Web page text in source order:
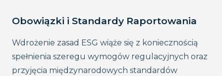
Obowiązki i Standardy Raportowania
Wdrożenie zasad ESG wiąże się z koniecznością
spełnienia szeregu wymogów regulacyjnych oraz
przyjęcia międzynarodowych standardów